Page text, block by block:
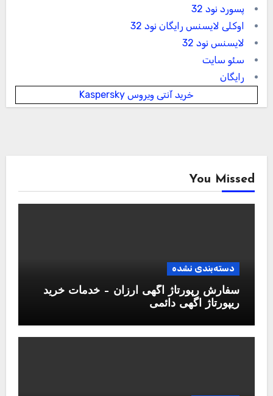
پسورد نود 32
اوکلی لایسنس رایگان نود 32
لایسنس نود 32
سئو سایت
رایگان
خرید آنتی ویروس Kaspersky
You Missed
دسته‌بندی نشده
سفارش رپورتاژ آگهی ارزان – خدمات خرید
ریپورتاژ اگهی دائمی